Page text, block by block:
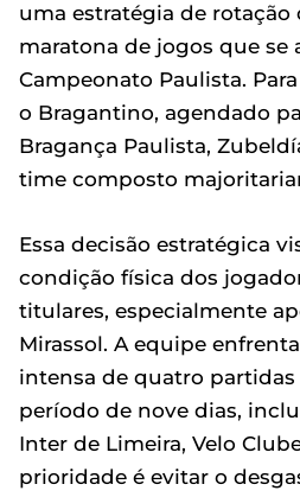
uma estratégia de rotação
maratona de jogos que se
Campeonato Paulista.
o Bragantino, agendado
Bragança Paulista,
time composto
Essa decisão estratégica
condição física dos
titulares, especialmente
Mirassol. A equipe
intensa de quatro
período de nove dias,
Inter de Limeira, Velo
prioridade é evitar o